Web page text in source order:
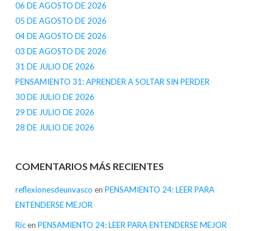
06 DE AGOSTO DE 2026
05 DE AGOSTO DE 2026
04 DE AGOSTO DE 2026
03 DE AGOSTO DE 2026
31 DE JULIO DE 2026
PENSAMIENTO 31: APRENDER A SOLTAR SIN PERDER
30 DE JULIO DE 2026
29 DE JULIO DE 2026
28 DE JULIO DE 2026
COMENTARIOS MÁS RECIENTES
reflexionesdeunvasco en PENSAMIENTO 24: LEER PARA
ENTENDERSE MEJOR
Ricen PENSAMIENTO 24: LEER PARA ENTENDERSE MEJOR